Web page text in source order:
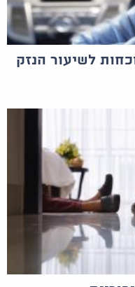
לשיעור הנזק